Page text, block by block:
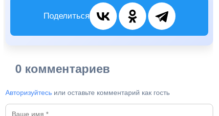
Поделиться
0 комментариев
Авторизуйтесь или оставьте комментарий как гость